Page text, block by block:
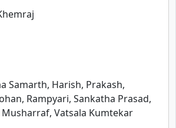
Samarth, Harish, Prakash,
Rampyari, Sankatha Prasad,
Vatsala Kumtekar